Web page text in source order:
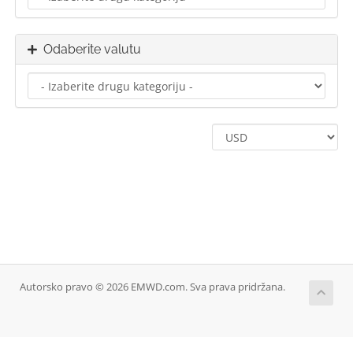
Odaberite valutu
Autorsko pravo © 2026 EMWD.com. Sva prava pridržana.